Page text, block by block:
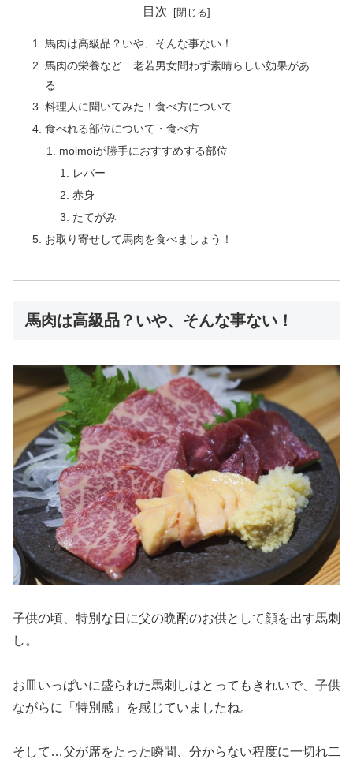
目次
馬肉は高級品？いや、そんな事ない！
馬肉の栄養など 老若男女問わず素晴らしい効果があ
る
料理人に聞いてみた！食べ方について
食べれる部位について・食べ方
moimoiが勝手におすすめする部位
レバー
赤身
たてがみ
お取り寄せして馬肉を食べましょう！
馬肉は高級品？いや、そんな事ない！
子供の頃、特別な日に父の晩酌のお供として顔を出す馬刺
し。
お皿いっぱいに盛られた馬刺しはとってもきれいで、子供
ながらに「特別感」を感じていましたね。
そして…父が席をたった瞬間、分からない程度に一切れ二